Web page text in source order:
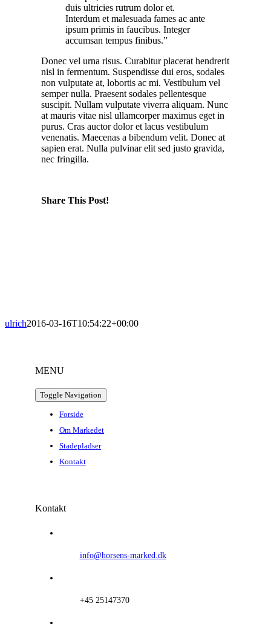
duis ultricies rutrum dolor et.
Interdum et malesuada fames ac ante
ipsum primis in faucibus. Integer
accumsan tempus finibus.”
Donec vel urna risus. Curabitur placerat hendrerit
nisl in fermentum. Suspendisse dui eros, sodales
non vulputate at, lobortis ac mi. Vestibulum vel
semper nulla. Praesent sodales pellentesque
suscipit. Nullam vulputate viverra aliquam. Nunc
at mauris vitae nisl ullamcorper maximus eget in
purus. Cras auctor dolor et lacus vestibulum
venenatis. Maecenas a bibendum velit. Donec at
sapien erat. Nulla pulvinar elit sed justo gravida,
nec fringilla.
Share This Post!
ulrich2016-03-16T10:54:22+00:00
MENU
Toggle Navigation
Forside
Om Markedet
Stadepladser
Kontakt
Kontakt
info@horsens-marked.dk
+45 25147370